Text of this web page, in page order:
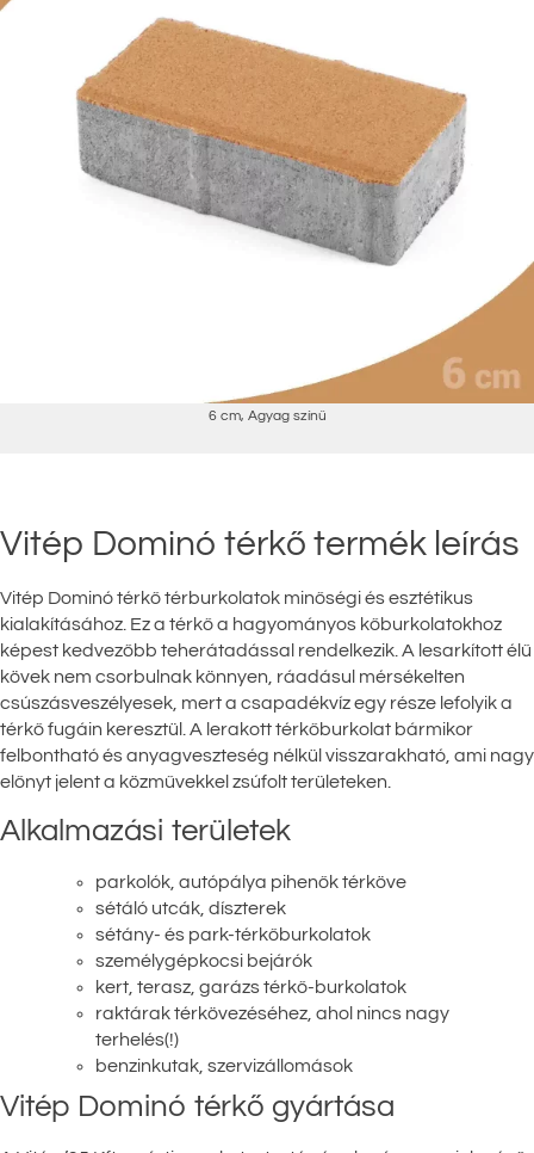
6 cm, Agyag színű
Vitép Dominó térkő termék leírás
Vitép Dominó térkő térburkolatok minőségi és esztétikus
kialakításához. Ez a térkő a hagyományos kőburkolatokhoz
képest kedvezőbb teherátadással rendelkezik. A lesarkított élű
kövek nem csorbulnak könnyen, ráadásul mérsékelten
csúszásveszélyesek, mert a csapadékvíz egy része lefolyik a
térkő fugáin keresztül. A lerakott térkőburkolat bármikor
felbontható és anyagveszteség nélkül visszarakható, ami nagy
előnyt jelent a közművekkel zsúfolt területeken.
Alkalmazási területek
parkolók, autópálya pihenők térköve
sétáló utcák, díszterek
sétány- és park-térkőburkolatok
személygépkocsi bejárók
kert, terasz, garázs térkő-burkolatok
raktárak térkövezéséhez, ahol nincs nagy
terhelés(!)
benzinkutak, szervizállomások
Vitép Dominó térkő gyártása